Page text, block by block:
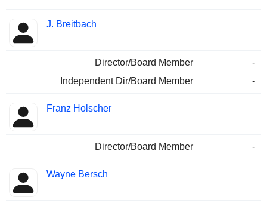
J. Breitbach
Director/Board Member
-
Independent Dir/Board Member
-
Franz Holscher
Director/Board Member -
Wayne Bersch